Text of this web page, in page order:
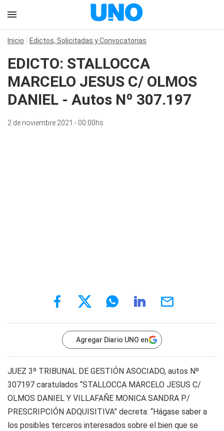
Inicio Edictos, Solicitadas y Convocatorias
EDICTO: STALLOCCA
MARCELO JESUS C/ OLMOS
DANIEL - Autos Nº 307.197
2 de noviembre 2021 - 00:00hs
Agregar Diario UNO en
JUEZ 3º TRIBUNAL DE GESTIÓN ASOCIADO, autos Nº
307197 caratulados “STALLOCCA MARCELO JESUS C/
OLMOS DANIEL Y VILLAFAÑE MONICA SANDRA P/
PRESCRIPCIÓN ADQUISITIVA” decreta: “Hágase saber a
los posibles terceros interesados sobre el bien que se